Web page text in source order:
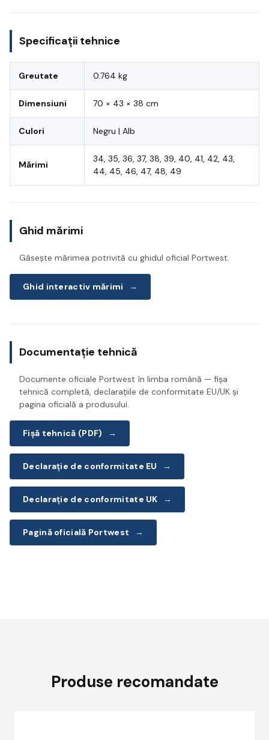
Specificații tehnice
Greutate 0.764 kg
Dimensiuni 70 × 43 × 38 cm
Culori Negru | Alb
Mărimi
34, 35, 36, 37, 38, 39, 40, 41, 42, 43,
44, 45, 46, 47, 48, 49
Ghid mărimi
Găsește mărimea potrivită cu ghidul oficial Portwest.
Ghid interactiv mărimi →
Documentație tehnică
Documente oficiale Portwest în limba română — fișa
tehnică completă, declarațiile de conformitate EU/UK și
pagina oficială a produsului.
Fișă tehnică (PDF) →
Declarație de conformitate EU →
Declarație de conformitate UK →
Pagină oficială Portwest →
Produse recomandate